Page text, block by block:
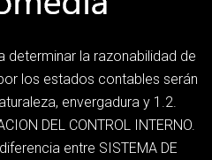
determinar la razonabilidad de
los estados contables serán
envergadura y 1.2.
DEL CONTROL INTERNO.
entre SISTEMA DE